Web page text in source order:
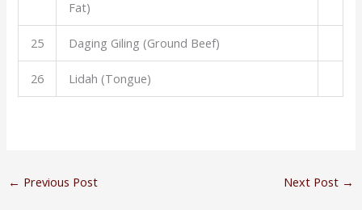
Fat)
25 Daging Giling (Ground Beef)
26 Lidah (Tongue)
← Previous Post Next Post →